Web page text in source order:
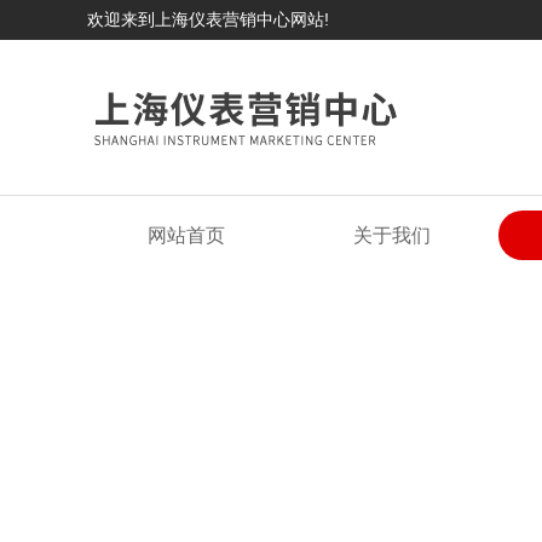
欢迎来到上海仪表营销中心网站!
网站首页 关于我们